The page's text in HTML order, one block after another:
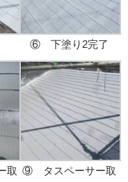
⑥ 下塗り2完了
取 ⑨ タスペーサー取